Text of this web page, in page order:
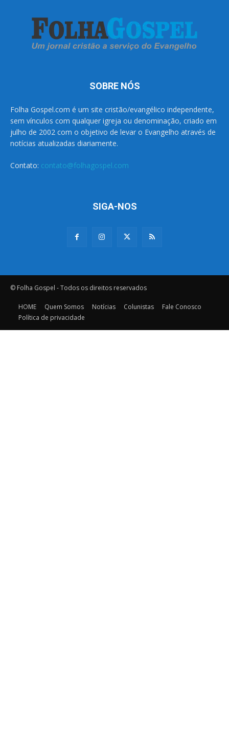
SOBRE NÓS
Folha Gospel.com é um site cristão/evangélico independente,
sem vínculos com qualquer igreja ou denominação, criado em
julho de 2002 com o objetivo de levar o Evangelho através de
notícias atualizadas diariamente.
Contato: contato@folhagospel.com
SIGA-NOS
© Folha Gospel - Todos os direitos reservados
HOME Quem Somos Notícias Colunistas
Fale Conosco
Política de privacidade